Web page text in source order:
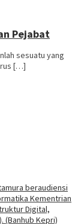
Pejabat
sesuatu yang
[…]